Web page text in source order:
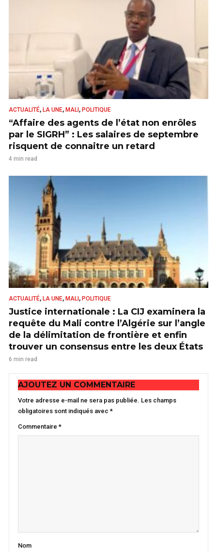
ACTUALITÉ, LA UNE, MALI , POLITIQUE
“Affaire des agents de l’état non enrôles
par le SIGRH” : Les salaires de septembre
risquent de connaitre un retard
4 min read
ACTUALITÉ, LA UNE, MALI , POLITIQUE
Justice internationale : La CIJ examinera la
requête du Mali contre l’Algérie sur l’angle
de la délimitation de frontière et enfin
trouver un consensus entre les deux États
6 min read
AJOUTEZ UN COMMENTAIRE
Votre adresse e-mail ne sera pas publiée. Les champs
obligatoires sont indiqués avec *
Commentaire *
Nom